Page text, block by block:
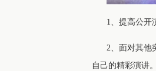
1、提高公开
2、面对其他
自己的精彩演讲。